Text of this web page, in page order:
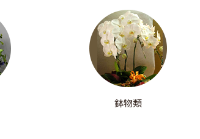
鉢物類